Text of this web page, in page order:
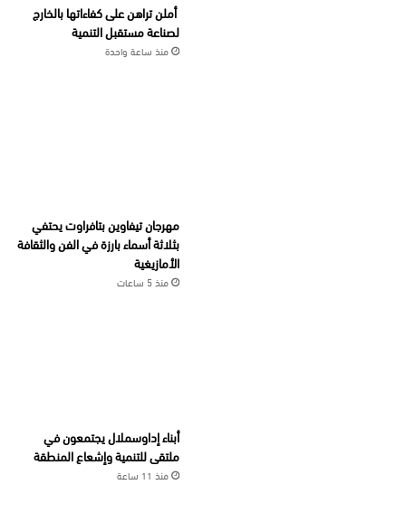
أملن تراهن على كفاءاتها بالخارج
لصناعة مستقبل التنمية
منذ ساعة واحدة
مهرجان تيفاوين بتافراوت يحتفي
بثلاثة أسماء بارزة في الفن والثقافة
الأمازيغية
منذ 5 ساعات
أبناء إداوسملال يجتمعون في
ملتقى للتنمية وإشعاع المنطقة
منذ 11 ساعة